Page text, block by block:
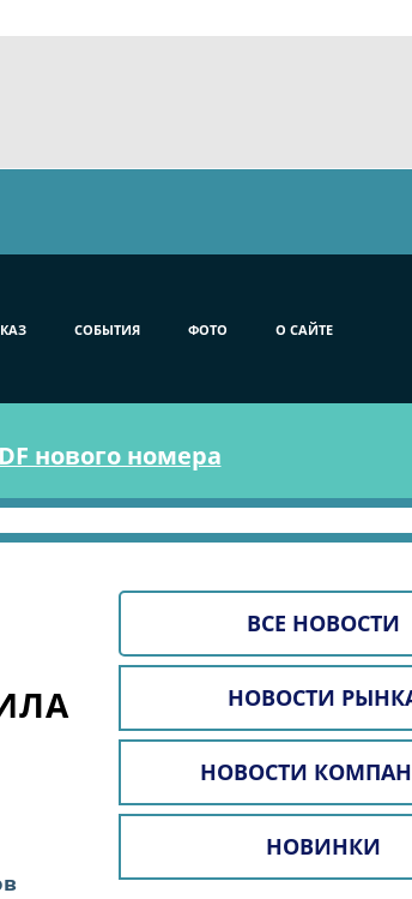
СОБЫТИЯ ФОТО О САЙТЕ
нового номера
ВСЕ НОВОСТИ
НОВОСТИ
НОВОСТИ
НОВИНКИ